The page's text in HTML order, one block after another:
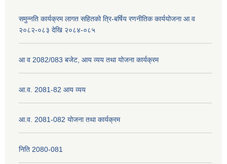
समुन्नति कार्यक्रम लागत सहितको त्रि-बर्षिय रणनीतिक कार्ययोजना आ व
२०८२-०८३ देखि २०८४-०८५
आ व 2082/083 बजेट, आय व्यय तथा योजना कार्यक्रम
आ.व. 2081-82 आय व्यय
आ.व. 2081-082 योजना तथा कार्यक्रम
निति 2080-081